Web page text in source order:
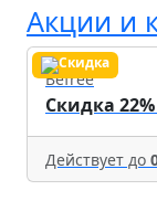
Акции и
Befree
Скидка
Действует до